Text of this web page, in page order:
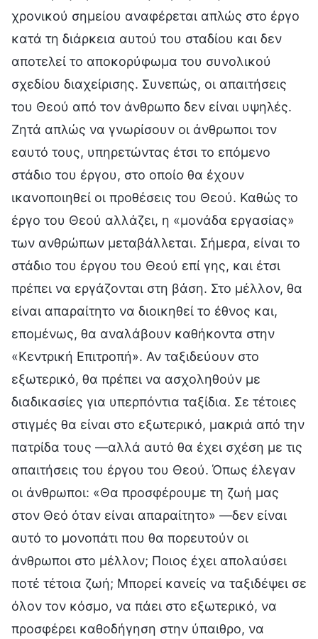
χρονικού σημείου αναφέρεται απλώς στο έργο
κατά τη διάρκεια αυτού του σταδίου και δεν
αποτελεί το αποκορύφωμα του συνολικού
σχεδίου διαχείρισης. Συνεπώς, οι απαιτήσεις
του Θεού από τον άνθρωπο δεν είναι υψηλές.
Ζητά απλώς να γνωρίσουν οι άνθρωποι τον
εαυτό τους, υπηρετώντας έτσι το επόμενο
στάδιο του έργου, στο οποίο θα έχουν
ικανοποιηθεί οι προθέσεις του Θεού. Καθώς το
έργο του Θεού αλλάζει, η «μονάδα εργασίας»
των ανθρώπων μεταβάλλεται. Σήμερα, είναι το
στάδιο του έργου του Θεού επί γης, και έτσι
πρέπει να εργάζονται στη βάση. Στο μέλλον, θα
είναι απαραίτητο να διοικηθεί το έθνος και,
επομένως, θα αναλάβουν καθήκοντα στην
«Κεντρική Επιτροπή». Αν ταξιδεύουν στο
εξωτερικό, θα πρέπει να ασχοληθούν με
διαδικασίες για υπερπόντια ταξίδια. Σε τέτοιες
στιγμές θα είναι στο εξωτερικό, μακριά από την
πατρίδα τους —αλλά αυτό θα έχει σχέση με τις
απαιτήσεις του έργου του Θεού. Όπως έλεγαν
οι άνθρωποι: «Θα προσφέρουμε τη ζωή μας
στον Θεό όταν είναι απαραίτητο» —δεν είναι
αυτό το μονοπάτι που θα πορευτούν οι
άνθρωποι στο μέλλον; Ποιος έχει απολαύσει
ποτέ τέτοια ζωή; Μπορεί κανείς να ταξιδέψει σε
όλον τον κόσμο, να πάει στο εξωτερικό, να
προσφέρει καθοδήγηση στην ύπαιθρο, να